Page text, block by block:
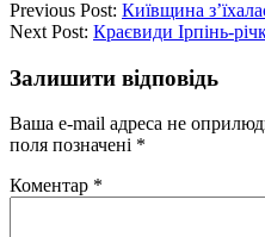
Previous Post: Київщина
Next Post: Краєвиди Ірпінь-
Залишити відповідь
Ваша e-mail адреса не
поля позначені *
Коментар *